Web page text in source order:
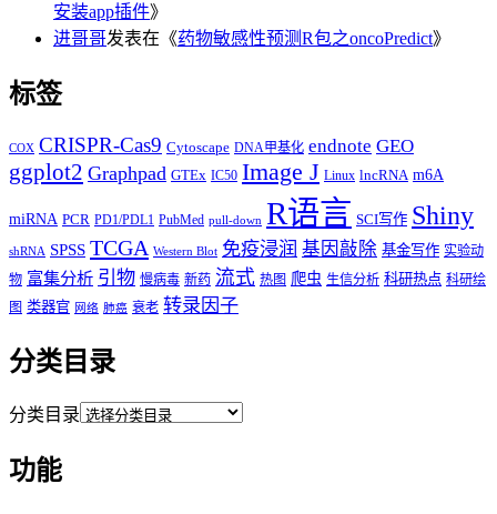
安装app插件》
进哥哥发表在《药物敏感性预测R包之oncoPredict》
标签
COX CRISPR-Cas9 Cytoscape DNA甲基化 endnote GEO
ggplot2 Graphpad GTEx IC50 Image J Linux lncRNA m6A
miRNA PCR PD1/PDL1 PubMed pull-down R语言 SCI写作 Shiny
shRNA SPSS TCGA Western Blot 免疫浸润 基因敲除 基金写作 实验动
物 富集分析 引物 慢病毒 新药 流式 热图 爬虫 生信分析 科研热点 科研绘
图 类器官 网络 肺癌 衰老 转录因子
分类目录
分类目录
功能